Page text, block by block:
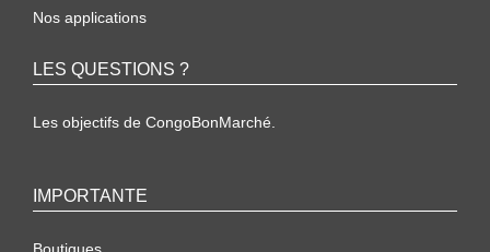
Nos applications
LES QUESTIONS ?
Les objectifs de CongoBonMarché.
IMPORTANTE